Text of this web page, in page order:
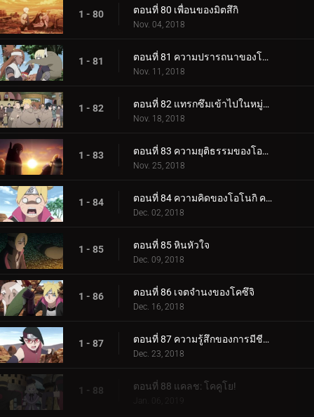
1 - 80 ตอนที่ 80 เพื่อนของมิตสึกิ
Nov. 04, 2018
1 - 81 ตอนที่ 81 ความปรารถนาของโบรูโตะ
Nov. 11, 2018
1 - 82 ตอนที่ 82 แทรกซึมเข้าไปในหมู่บ้านหินที่ซ่อนอยู่
Nov. 18, 2018
1 - 83 ตอนที่ 83 ความยุติธรรมของโอโนกิ
Nov. 25, 2018
1 - 84 ตอนที่ 84 ความคิดของโอโนกิ ความคิดของคู
Dec. 02, 2018
1 - 85 ตอนที่ 85 หินหัวใจ
Dec. 09, 2018
1 - 86 ตอนที่ 86 เจตจำนงของโคซึจิ
Dec. 16, 2018
1 - 87 ตอนที่ 87 ความรู้สึกของการมีชีวิต
Dec. 23, 2018
1 - 88 ตอนที่ 88 แคลช: โคคูโย!
Jan. 06, 2019